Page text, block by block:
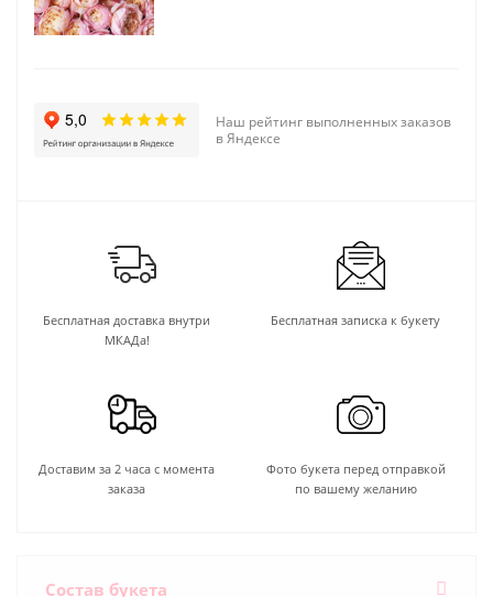
Наш рейтинг выполненных заказов
в Яндексе
Бесплатная доставка внутри
МКАДа!
Бесплатная записка к букету
Доставим за 2 часа с момента
заказа
Фото букета перед отправкой
по вашему желанию
Состав букета